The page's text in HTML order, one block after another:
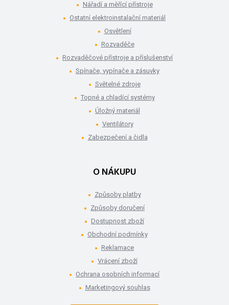
Nářadí a měřící přístroje
Ostatní elektroinstalační materiál
Osvětlení
Rozvaděče
Rozvaděčové přístroje a příslušenství
Spínače, vypínače a zásuvky
Světelné zdroje
Topné a chladící systémy
Úložný materiál
Ventilátory
Zabezpečení a čidla
O NÁKUPU
Způsoby platby
Způsoby doručení
Dostupnost zboží
Obchodní podmínky
Reklamace
Vrácení zboží
Ochrana osobních informací
Marketingový souhlas